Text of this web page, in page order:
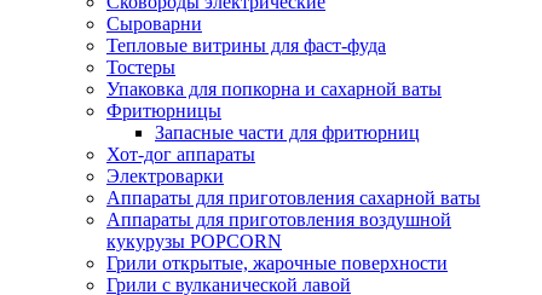
Сыроварни
Тепловые витрины для фаст-фуда
Тостеры
Упаковка для попкорна и сахарной ваты
Фритюрницы
Запасные части для фритюрниц
Хот-дог аппараты
Электроварки
Аппараты для приготовления сахарной ваты
Аппараты для приготовления воздушной
кукурузы POPCORN
Грили открытые, жарочные поверхности
Грили с вулканической лавой